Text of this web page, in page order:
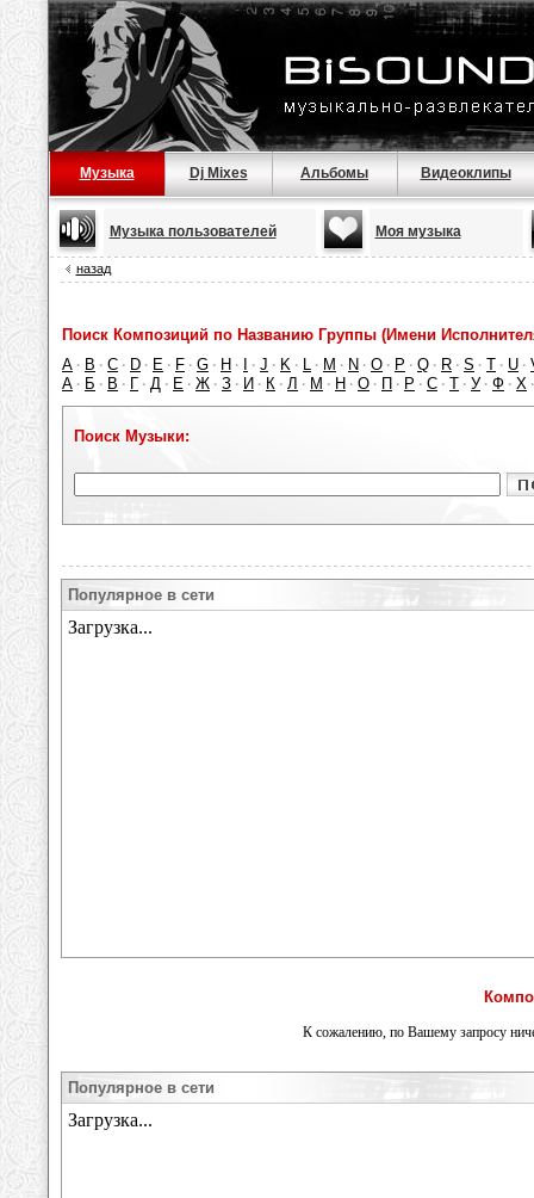
Музыка Dj Mixes Альбомы Видеоклипы
Музыка пользователей Моя музыка
назад
Поиск Композиций по Названию Группы (Имени
A · B · C · D · E · F · G · H · · J · K · L · M · N · O · P · Q · R · S · T · U ·
А · Б · В · Г · Д · Е · Ж · З · И · К · Л · М · Н · О · П · Р · С · Т · У · Ф · Х
Поиск Музыки:
Популярное в сети
К сожалению, по Вашему запросу
Популярное в сети